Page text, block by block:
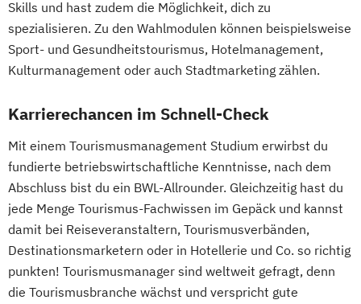
Skills und hast zudem die Möglichkeit, dich zu
spezialisieren. Zu den Wahlmodulen können beispielsweise
Sport- und Gesundheitstourismus, Hotelmanagement,
Kulturmanagement oder auch Stadtmarketing zählen.
Karrierechancen im Schnell-Check
Mit einem Tourismusmanagement Studium erwirbst du
fundierte betriebswirtschaftliche Kenntnisse, nach dem
Abschluss bist du ein BWL-Allrounder. Gleichzeitig hast du
jede Menge Tourismus-Fachwissen im Gepäck und kannst
damit bei Reiseveranstaltern, Tourismusverbänden,
Destinationsmarketern oder in Hotellerie und Co. so richtig
punkten! Tourismusmanager sind weltweit gefragt, denn
die Tourismusbranche wächst und verspricht gute